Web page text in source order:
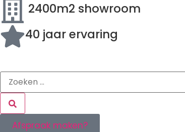
2400m2 showroom
40 jaar ervaring
Afspraak maken?